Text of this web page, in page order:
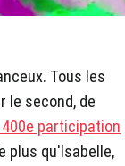
Tous les
le second, de
participation
plus qu'Isabelle,